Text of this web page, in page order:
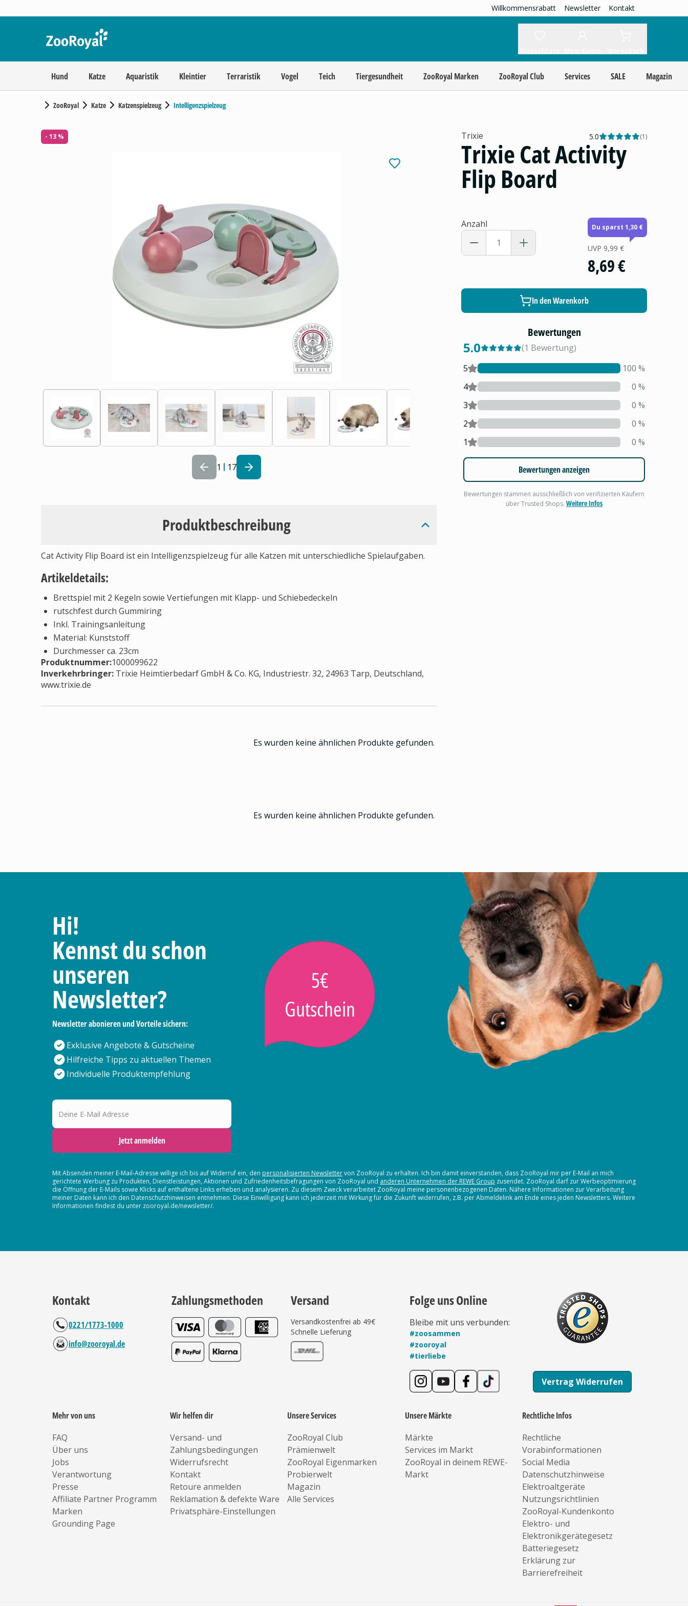
Willkommensrabatt Newsletter Kontakt
Hund Katze Aquaristik Kleintier Terraristik Vogel Teich Tiergesundheit ZooRoyal Marken ZooRoyal Club Services SALE Magazin
ZooRoyal Katze Katzenspielzeug Intelligenzspielzeug
- 13 %
1 17
Produktbeschreibung
Cat Activity Flip Board ist ein Intelligenzspielzeug für alle Katzen mit unterschiedliche Spielaufgaben.
Artikeldetails:
Brettspiel mit 2 Kegeln sowie Vertiefungen mit Klapp- und Schiebedeckeln
rutschfest durch Gummiring
Inkl. Trainingsanleitung
Material: Kunststoff
Durchmesser ca. 23cm
Produktnummer:1000099622
Inverkehrbringer: Trixie Heimtierbedarf GmbH & Co. KG, Industriestr. 32, 24963 Tarp, Deutschland,
www.trixie.de
Trixie 5.0 (1)
Trixie Cat Activity
Flip Board
Anzahl Du sparst 1,30 €
UVP 9,99 €
8,69 €
In den Warenkorb
Bewertungen
5.0 (1 Bewertung)
5
100 %
4
0 %
3
0 %
2
0 %
1
0 %
Bewertungen anzeigen
Bewertungen stammen ausschließlich von verifizierten Käufern
über Trusted Shops.Weitere Infos
Es wurden keine ähnlichen Produkte gefunden.
Es wurden keine ähnlichen Produkte gefunden.
Hi!
Kennst du schon
unseren
Newsletter?
Newsletter abonieren und Vorteile sichern:
Exklusive Angebote & Gutscheine
Hilfreiche Tipps zu aktuellen Themen
Individuelle Produktempfehlung
5€
Gutschein
Deine E-Mail Adresse
Jetzt anmelden
Mit Absenden meiner E-Mail-Adresse willige ich bis auf Widerruf ein, den personalisierten Newslettervon ZooRoyal zu erhalten. Ich bin damit einverstanden, dass ZooRoyal mir per E-Mail an mich
gerichtete Werbung zu Produkten, Dienstleistungen, Aktionen und Zufriedenheitsbefragungen von ZooRoyal und anderen Unternehmen der REWE Group zusendet. ZooRoyal darf zur Werbeoptimierung
die Öffnung der E-Mails sowie Klicks auf enthaltene Links erheben und analysieren. Zu diesem Zweck verarbeitet ZooRoyal meine personenbezogenen Daten. Nähere Informationen zur Verarbeitung
meiner Daten kann ich den Datenschutzhinweisen entnehmen. Diese Einwilligung kann ich jederzeit mit Wirkung für die Zukunft widerrufen, z.B. per Abmeldelink am Ende eines jeden Newsletters. Weitere
Informationen findest du unter zooroyal.de/newsletter/.
Kontakt
0221/1773-1000
info@zooroyal.de
Zahlungsmethoden Versand
Versandkostenfrei ab 49€
Schnelle Lieferung
Folge uns Online
Bleibe mit uns verbunden:
#zoosammen
#zooroyal
#tierliebe
Vertrag Widerrufen
Mehr von uns
FAQ
Über uns
Jobs
Verantwortung
Presse
Affiliate Partner Programm
Marken
Grounding Page
Wir helfen dir
Versand- und
Zahlungsbedingungen
Widerrufsrecht
Kontakt
Retoure anmelden
Reklamation & defekte Ware
Privatsphäre-Einstellungen
Unsere Services
ZooRoyal Club
Prämienwelt
ZooRoyal Eigenmarken
Probierwelt
Magazin
Alle Services
Unsere Märkte
Märkte
Services im Markt
ZooRoyal in deinem REWE-
Markt
Rechtliche Infos
Rechtliche
Vorabinformationen
Social Media
Datenschutzhinweise
Elektroaltgeräte
Nutzungsrichtlinien
ZooRoyal-Kundenkonto
Elektro- und
Elektronikgerätegesetz
Batteriegesetz
Erklärung zur
Barrierefreiheit